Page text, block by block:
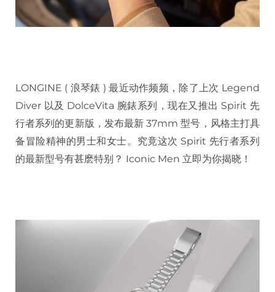
LONGINE ( 浪琴錶 ) 最近动作频频，除了上次 Legend
Diver 以及 DolceVita 腕錶系列，现在又推出 Spirit 先
行者系列的更新版，发布最新 37mm 型号，风格主打具
备冒险精神的男士和女士。究竟这次 Spirit 先行者系列
的最新型号有甚麽特别？ Iconic Men 立即为你揭晓！